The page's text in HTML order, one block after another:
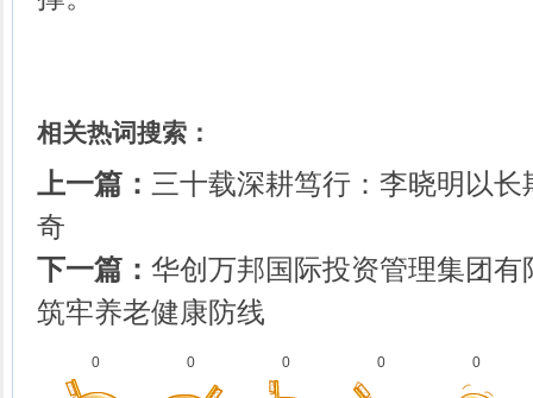
相关热词搜索：
上一篇： 三十载深耕笃行：李晓明以
奇
下一篇： 华创万邦国际投资管理集团
筑牢养老健康防线
0 0 0 0 0